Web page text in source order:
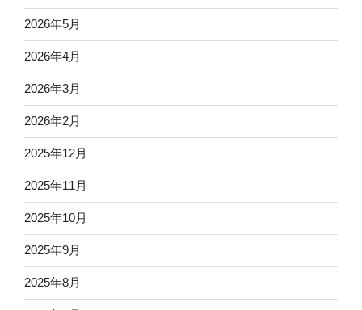
2026年5月
2026年4月
2026年3月
2026年2月
2025年12月
2025年11月
2025年10月
2025年9月
2025年8月